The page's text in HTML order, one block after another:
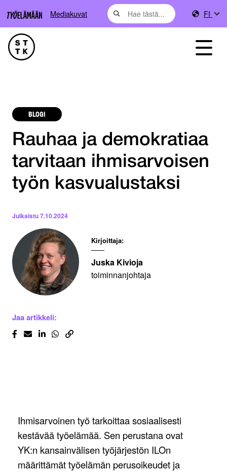
Mediakuvat FI
BLOGI
Rauhaa ja demokratiaa
tarvitaan ihmisarvoisen
työn kasvualustaksi
Julkaistu7.10.2024
Kirjoittaja:
Juska Kivioja
toiminnanjohtaja
Jaa artikkeli:
Ihmisarvoinen työ tarkoittaa sosiaalisesti
kestävää työelämää. Sen perustana ovat
YK:n kansainvälisen työjärjestön ILOn
määrittämät työelämän perusoikeudet ja